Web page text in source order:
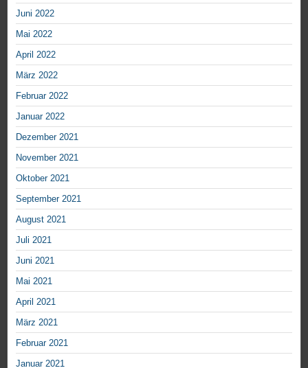
Juni 2022
Mai 2022
April 2022
März 2022
Februar 2022
Januar 2022
Dezember 2021
November 2021
Oktober 2021
September 2021
August 2021
Juli 2021
Juni 2021
Mai 2021
April 2021
März 2021
Februar 2021
Januar 2021